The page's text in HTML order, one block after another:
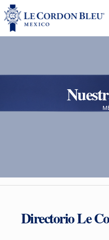
Directorio Le